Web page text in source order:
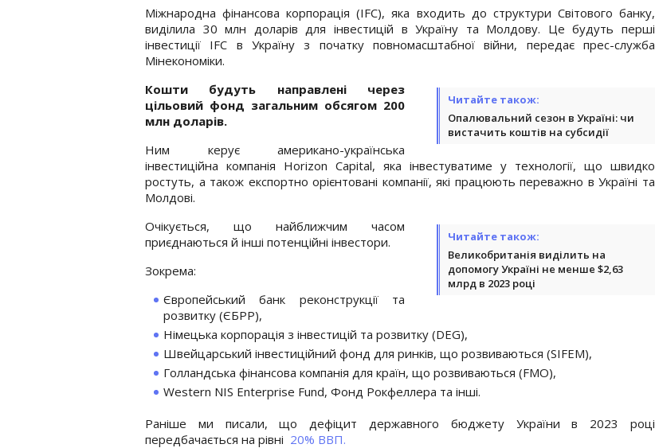
Міжнародна фінансова корпорація (IFC), яка входить до структури Світового банку,
виділила 30 млн доларів для інвестицій в Україну та Молдову. Це будуть перші
інвестиції IFC в Україну з початку повномасштабної війни, передає прес-служба
Мінекономіки.
Читайте також:
Опалювальний сезон в Україні: чи
вистачить коштів на субсидії
Кошти будуть направлені через
цільовий фонд загальним обсягом 200
млн доларів.
Ним керує американо-українська
інвестиційна компанія Horizon Capital, яка інвестуватиме у технології, що швидко
ростуть, а також експортно орієнтовані компанії, які працюють переважно в Україні та
Молдові.
Читайте також:
Великобританія виділить на
допомогу Україні не менше $2,63
млрд в 2023 році
Очікується, що найближчим часом
приєднаються й інші потенційні інвестори.
Зокрема:
Європейський банк реконструкції та
розвитку (ЄБРР),
Німецька корпорація з інвестицій та розвитку (DEG),
Швейцарський інвестиційний фонд для ринків, що розвиваються (SIFEM),
Голландська фінансова компанія для країн, що розвиваються (FMO),
Western NIS Enterprise Fund, Фонд Рокфеллера та інші.
Раніше ми писали, що дефіцит державного бюджету України в 2023 році
передбачається на рівні 20% ВВП.